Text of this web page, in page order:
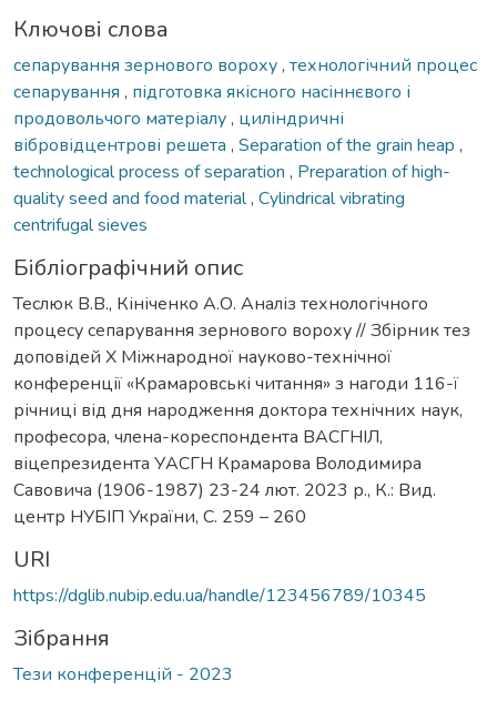
Ключові слова
сепарування зернового вороху, технологічний процес
сепарування , підготовка якісного насіннєвого і
продовольчого матеріалу, циліндричні
вібровідцентрові решета , Separation of the grain heap ,
technological process of separation , Preparation of high-
quality seed and food material, Cylindrical vibrating
centrifugal sieves
Бібліографічний опис
Теслюк В.В., Кініченко А.О. Аналіз технологічного
процесу сепарування зернового вороху // Збірник тез
доповідей Х Міжнародної науково-технічної
конференції «Крамаровські читання» з нагоди 116-ї
річниці від дня народження доктора технічних наук,
професора, члена-кореспондента ВАСГНІЛ,
віцепрезидента УАСГН Крамарова Володимира
Савовича (1906-1987) 23-24 лют. 2023 р., К.: Вид.
центр НУБІП України, С. 259 – 260
URI
https://dglib.nubip.edu.ua/handle/123456789/10345
Зібрання
Тези конференцій - 2023